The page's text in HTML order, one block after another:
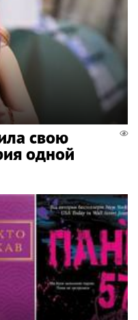
свою
одной